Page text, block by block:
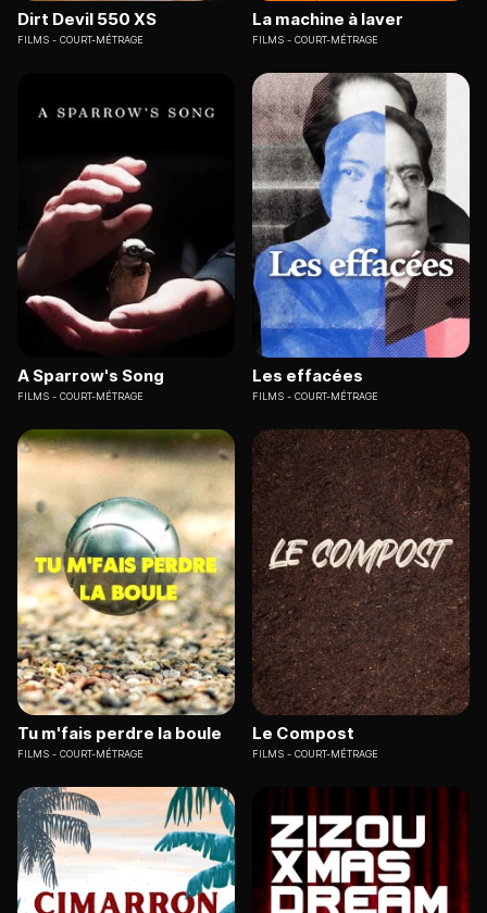
Dirt Devil 550 XS
FILMS COURT-MÉTRAGE
La machine à laver
FILMS COURT-MÉTRAGE
A Sparrow's Song
FILMS COURT-MÉTRAGE
Les effacées
FILMS COURT-MÉTRAGE
Tu m'fais perdre la boule
FILMS COURT-MÉTRAGE
Le Compost
FILMS COURT-MÉTRAGE